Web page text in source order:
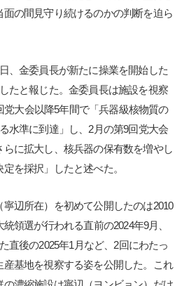
の間見守り続けるのかの判断を迫ら
、金委員長が新たに操業を開始した
たと報じた。金委員長は施設を視察
党大会以降5年間で「兵器級核物質の
水準に到達」し、2月の第9回党大会
に拡大し、核兵器の保有数を増やし
を採択」したと述べた。
辺所在）を初めて公開したのは2010
領選が行われる直前の2024年9月、
直後の2025年1月など、2回にわたっ
基地を視察する姿を公開した。これ